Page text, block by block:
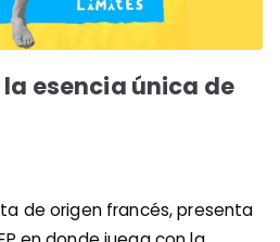
esencia única de
de origen francés, presenta